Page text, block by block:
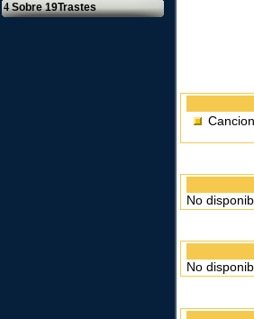
4Sobre 19Trastes
No
No